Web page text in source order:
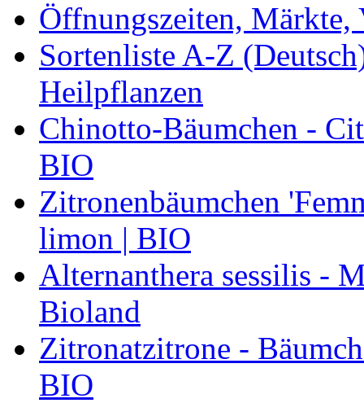
Öffnungszeiten, Märkte,
Sortenliste A-Z
Heilpflanzen
Chinotto-Bäumchen -
BIO
Zitronenbäumchen
limon | BIO
Alternanthera sessilis -
Bioland
Zitronatzitrone -
BIO